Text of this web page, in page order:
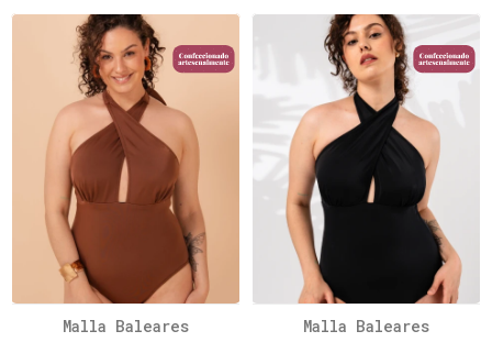
Malla Baleares Malla Baleares